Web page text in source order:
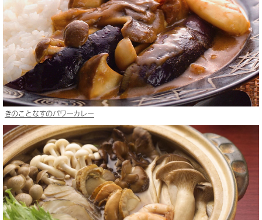
きのことなすのパワーカレー